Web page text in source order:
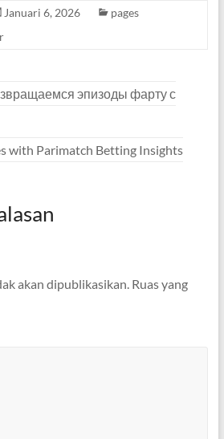
Januari 6, 2026
pages
эпизоды фарту с
with Parimatch Betting Insights
akan dipublikasikan. Ruas yang